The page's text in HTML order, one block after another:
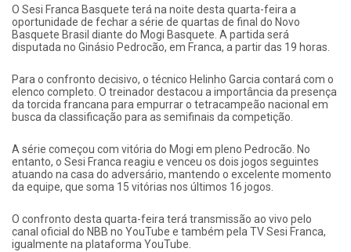
O Sesi Franca Basquete terá na noite desta quarta-feira a
oportunidade de fechar a série de quartas de final do Novo
Basquete Brasil diante do Mogi Basquete. A partida será
disputada no Ginásio Pedrocão, em Franca, a partir das 19 horas.
Para o confronto decisivo, o técnico Helinho Garcia contará com o
elenco completo. O treinador destacou a importância da presença
da torcida francana para empurrar o tetracampeão nacional em
busca da classificação para as semifinais da competição.
A série começou com vitória do Mogi em pleno Pedrocão. No
entanto, o Sesi Franca reagiu e venceu os dois jogos seguintes
atuando na casa do adversário, mantendo o excelente momento
da equipe, que soma 15 vitórias nos últimos 16 jogos.
O confronto desta quarta-feira terá transmissão ao vivo pelo
canal oficial do NBB no YouTube e também pela TV Sesi Franca,
igualmente na plataforma YouTube.